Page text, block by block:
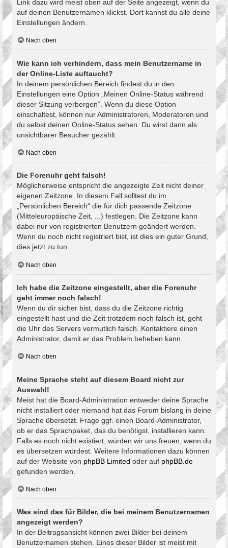
Link dazu wird meist oben auf der Seite angezeigt, wenn du
auf deinen Benutzernamen klickst. Dort kannst du alle deine
Einstellungen ändern.
Nach oben
Wie kann ich verhindern, dass mein Benutzername in
der Online-Liste auftaucht?
In deinem persönlichen Bereich findest du in den
Einstellungen eine Option „Meinen Online-Status während
dieser Sitzung verbergen“. Wenn du diese Option
einschaltest, können nur Administratoren, Moderatoren und
du selbst deinen Online-Status sehen. Du wirst dann als
unsichtbarer Besucher gezählt.
Nach oben
Die Forenuhr geht falsch!
Möglicherweise entspricht die angezeigte Zeit nicht deiner
eigenen Zeitzone. In diesem Fall solltest du im
„Persönlichen Bereich“ die für dich passende Zeitzone
(Mitteleuropäische Zeit, ...) festlegen. Die Zeitzone kann
dabei nur von registrierten Benutzern geändert werden.
Wenn du noch nicht registriert bist, ist dies ein guter Grund,
dies jetzt zu tun.
Nach oben
Ich habe die Zeitzone eingestellt, aber die Forenuhr
geht immer noch falsch!
Wenn du dir sicher bist, dass du die Zeitzone richtig
eingestellt hast und die Zeit trotzdem noch falsch ist, geht
die Uhr des Servers vermutlich falsch. Kontaktiere einen
Administrator, damit er das Problem beheben kann.
Nach oben
Meine Sprache steht auf diesem Board nicht zur
Auswahl!
Meist hat die Board-Administration entweder deine Sprache
nicht installiert oder niemand hat das Forum bislang in deine
Sprache übersetzt. Frage ggf. einen Board-Administrator,
ob er das Sprachpaket, das du benötigst, installieren kann.
Falls es noch nicht existiert, würden wir uns freuen, wenn du
es übersetzen würdest. Weitere Informationen dazu können
auf der Website von phpBB Limited oder auf phpBB.de
gefunden werden.
Nach oben
Was sind das für Bilder, die bei meinem Benutzernamen
angezeigt werden?
In der Beitragsansicht können zwei Bilder bei deinem
Benutzernamen stehen. Eines dieser Bilder ist meist mit